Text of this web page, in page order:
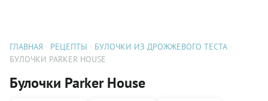
ГЛАВНАЯ РЕЦЕПТЫ
БУЛОЧКИ ИЗ ДРОЖЖЕВОГО ТЕСТА
БУЛОЧКИ PARKER HOUSE
Булочки Parker House